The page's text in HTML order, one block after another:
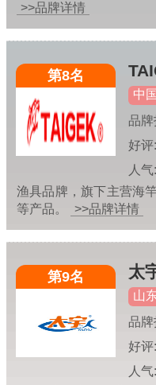
>>品牌详情
第8名
中
品
好评:
人气:
渔具品牌，旗下主营海
等产品。
>>品牌详情
第9名 太
山
品牌
好评:
人气: